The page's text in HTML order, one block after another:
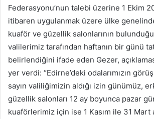
Federasyonu’nun talebi üzerine 1 Ekim
itibaren uygulanmak üzere ülke
kuaför ve güzellik salonlarının
valilerimiz tarafından haftanın bir günü
belirlendiğini ifade eden Gezer,
yer verdi: “Edirne’deki odalarımızın
sayın valiliğimizin aldığı izin günümüz,
güzellik salonları 12 ay boyunca pazar
kuaförlerimiz için ise 1 Kasım ile 31 Mart